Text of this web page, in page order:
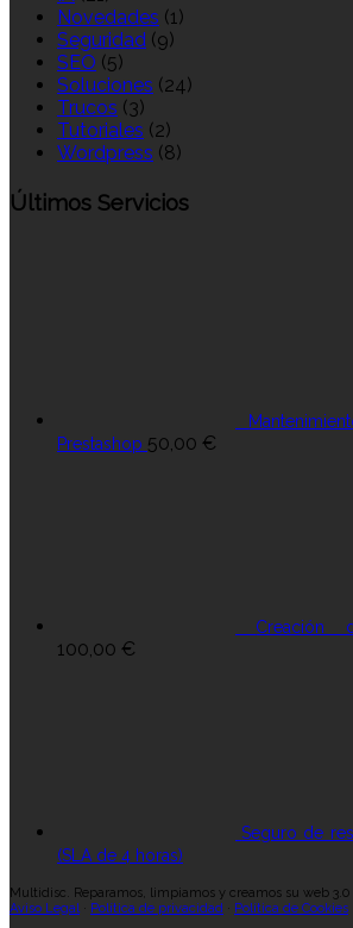
Novedades (1)
Seguridad (9)
SEO (5)
Soluciones (24)
Trucos (3)
Tutoriales (2)
Wordpress (8)
Últimos Servicios
Prestashop 50,00 €
Creación
100,00 €
Seguro de
(SLA de 4 horas)
Multidisc. Reparamos, limpiamos y creamos su web 3.0
Aviso Legal· Política de privacidad · Política de Cookies